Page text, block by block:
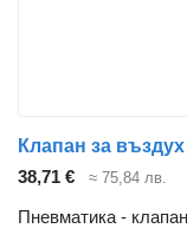
38,71 € ≈ 75,84 лв.
Пневматика -